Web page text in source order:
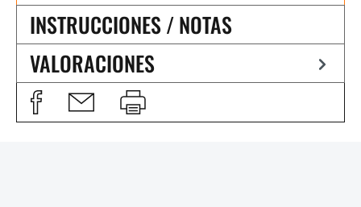
INSTRUCCIONES / NOTAS
VALORACIONES